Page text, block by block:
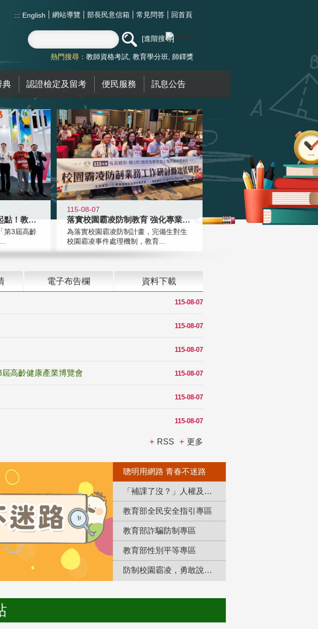
::: English 網站導覽 部長民意信箱 常見問答 回首頁
進階搜尋
熱門搜尋： 教師資格考試 教育學分班 師鐸獎
典 認證檢定及留考 便民服務 訊息公告
高齡不是終點而是夢想起點！教育部打
第3屆高齡
115-08-07
落實校園霸凌防制教育 強化專業知能
為落實校園霸凌防制計畫，完備生對生
校園霸凌事件處理機制，教育...
電子布告欄 資料下載
115-08-07
115-08-07
115-08-07
115-08-07
高齡健康產業博覽會
115-08-07
115-08-07
RSS 更多
聰明用網路 青春不迷路
「補課了沒？」人權及轉型正義教育專區
教育部全民安全指引專區
教育部詐騙防制專區
教育部性別平等專區
防制校園霸凌，勇敢說出來！